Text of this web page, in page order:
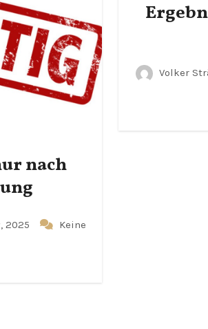
nach
2025
Keine
Volker